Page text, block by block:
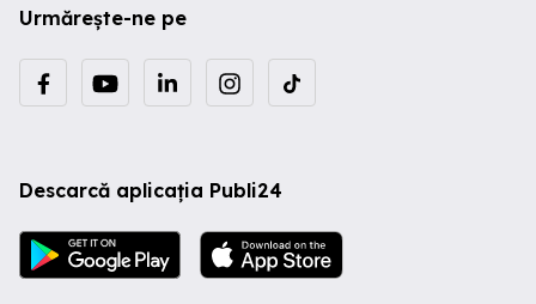
Urmărește-ne pe
Descarcă aplicația Publi24